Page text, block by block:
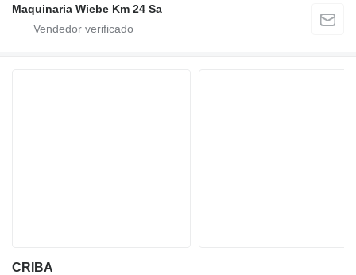
Maquinaria Wiebe Km 24 Sa
CRIBA